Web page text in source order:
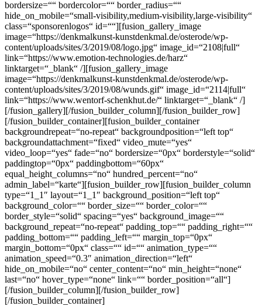
bordersize=““ bordercolor=““ border_radius=““
hide_on_mobile=“small-visibility,medium-visibility,large-visibility“
class=“sponsorenlogos“ id=““][fusion_gallery_image
image=“https://denkmalkunst-kunstdenkmal.de/osterode/wp-
content/uploads/sites/3/2019/08/logo.jpg“ image_id=“2108|full“
link=“https://www.emotion-technologies.de/harz“
linktarget=“_blank“ /][fusion_gallery_image
image=“https://denkmalkunst-kunstdenkmal.de/osterode/wp-
content/uploads/sites/3/2019/08/wunds.gif“ image_id=“2114|full“
link=“https://www.wentorf-schenkhut.de/“ linktarget=“_blank“ /]
[/fusion_gallery][/fusion_builder_column][/fusion_builder_row]
[/fusion_builder_container][fusion_builder_container
backgroundrepeat=“no-repeat“ backgroundposition=“left top“
backgroundattachment=“fixed“ video_mute=“yes“
video_loop=“yes“ fade=“no“ bordersize=“0px“ borderstyle=“solid“
paddingtop=“0px“ paddingbottom=“60px“
equal_height_columns=“no“ hundred_percent=“no“
admin_label=“karte“][fusion_builder_row][fusion_builder_column
type=“1_1″ layout=“1_1″ background_position=“left top“
background_color=““ border_size=““ border_color=““
border_style=“solid“ spacing=“yes“ background_image=““
background_repeat=“no-repeat“ padding_top=““ padding_right=““
padding_bottom=““ padding_left=““ margin_top=“0px“
margin_bottom=“0px“ class=““ id=““ animation_type=““
animation_speed=“0.3″ animation_direction=“left“
hide_on_mobile=“no“ center_content=“no“ min_height=“none“
last=“no“ hover_type=“none“ link=““ border_position=“all“]
[/fusion_builder_column][/fusion_builder_row]
[/fusion_builder_container]